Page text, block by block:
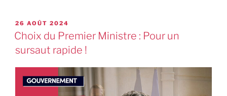
26 AOÛT 2024
Choix du Premier Ministre : Pour un
sursaut rapide !